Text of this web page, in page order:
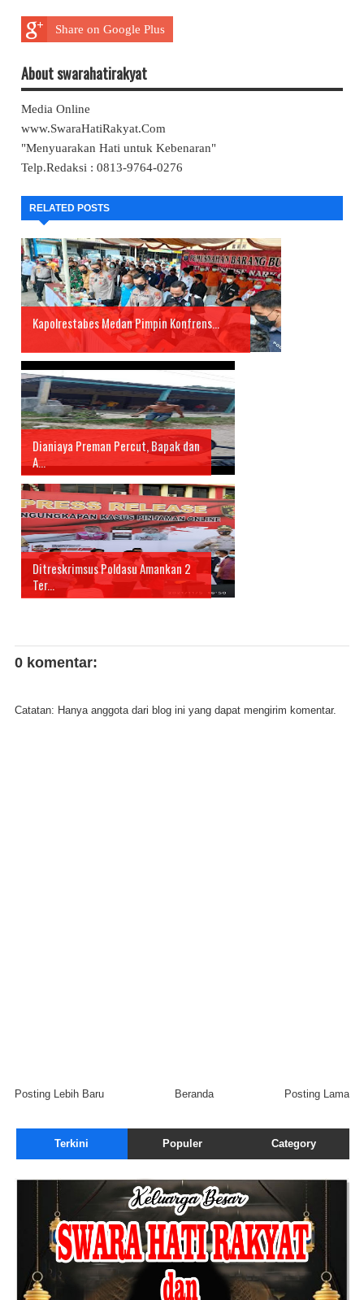
Share on Google Plus
About swarahatirakyat
Media Online
www.SwaraHatiRakyat.Com
"Menyuarakan Hati untuk Kebenaran"
Telp.Redaksi : 0813-9764-0276
RELATED POSTS
Kapolrestabes Medan Pimpin Konfrens...
Dianiaya Preman Percut, Bapak dan
A...
Ditreskrimsus Poldasu Amankan 2
Ter...
0 komentar:
Catatan: Hanya anggota dari blog ini yang dapat mengirim komentar.
Posting Lebih Baru Posting Lama
Beranda
Terkini Populer Category